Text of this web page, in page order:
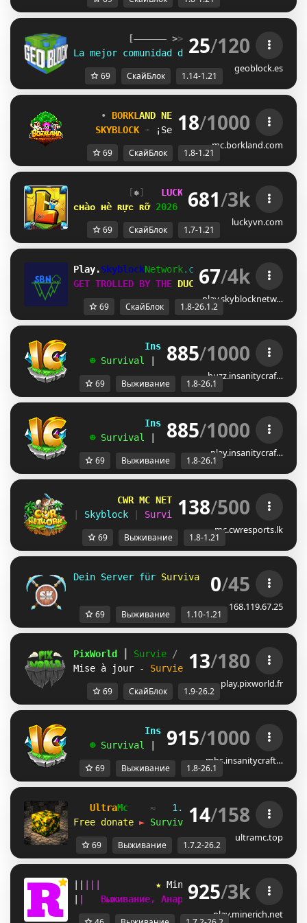
[ >> GeoBlock <<
La mejor comunidad de SkyBlock en español
25/120
geoblock.es
69 СкайБлок 1.14-1.21
• BORKL AND NE WO RK • || ( 1.8 /
SKYBLOCK ➛ ¡Season #2 ya disponible!
18/1000
mc.borkland.com
69 СкайБлок 1.8-1.21
[✵] LUCKYVN NETWORK QF
ᴄʜàᴏ ʜè ʀựᴄ ʀỡ 2026 ⋆ open ꜱᴋʏʙʟᴏᴄᴋ ᴇʀᴀ
681/3k
luckyvn.com
69 СкайБлок 1.7-1.21
Play.SkyblockNetwork.com [1.8-26.1.2]
GET TROLLED BY THE DUCK QUACK! QUACK!
67/4k
play.skyblocknetw…
69 СкайБлок 1.8-26.1.2
InsanityCraft || 1.8 - 26.1
☻ Survival Factions | Skyblock
885/1000
buzz.insanitycraf…
69 Выживание 1.8-26.1
InsanityCraft || 1.8 - 26.1
☻ Survival Factions | Skyblock
885/1000
play.insanitycraf…
69 Выживание 1.8-26.1
CWR MC NETWORK [1.8.x - 1.21.x
Skyblock Survival | Lifesteal |
138/500
mc.cwresports.lk
69 Выживание 1.8-1.21
Dein Server für Survival und Skyblock
0/45
168.119.67.25
69 Выживание 1.10-1.21
PixWorld Survie / Skyblock ┃ 1.9 ➸ 26.2
Mise à jour - Survie ORION
13/180
play.pixworld.fr
69 СкайБлок 1.9-26.2
InsanityCraft || 1.8 - 26.1
☻ Survival Factions | Skyblock
915/1000
mbs.insanitycraft…
69 Выживание 1.8-26.1
UltraMc ≈ 1.7.2 — 26.2 ≈
Free donate ► Survival • SkyBlock •
14/158
ultramc.top
69 Выживание 1.7.2-26.2
★ Mi n Rich ★ [1.7.2-26.2
Выживание, Анархия, SkyBlock,
925/3k
play.minerich.net